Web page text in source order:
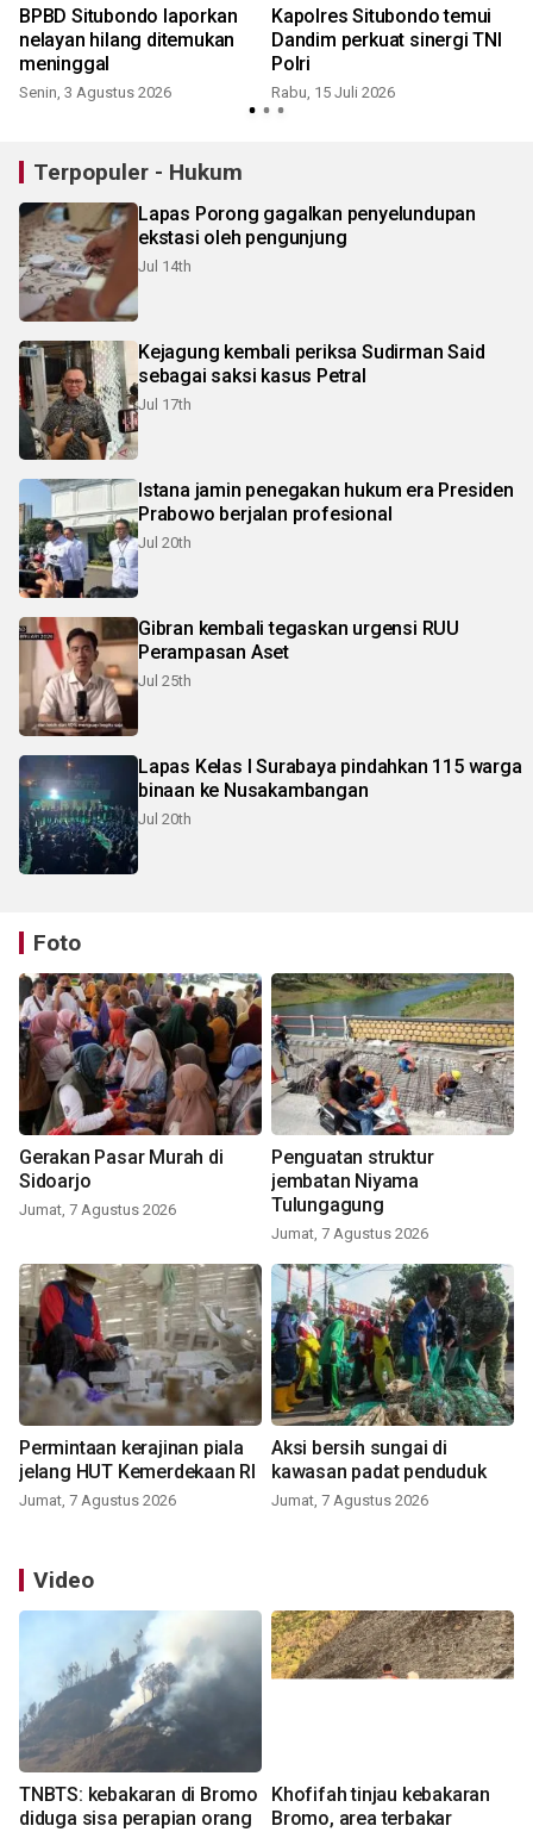
BPBD Situbondo laporkan
nelayan hilang ditemukan
meninggal
Senin, 3 Agustus 2026
Kapolres Situbondo temui
Dandim perkuat sinergi TNI
Polri
Rabu, 15 Juli 2026
Terpopuler - Hukum
Lapas Porong gagalkan penyelundupan
ekstasi oleh pengunjung
Jul 14th
Kejagung kembali periksa Sudirman Said
sebagai saksi kasus Petral
Jul 17th
Istana jamin penegakan hukum era Presiden
Prabowo berjalan profesional
Jul 20th
Gibran kembali tegaskan urgensi RUU
Perampasan Aset
Jul 25th
Lapas Kelas I Surabaya pindahkan 115 warga
binaan ke Nusakambangan
Jul 20th
Foto
Gerakan Pasar Murah di
Sidoarjo
Jumat, 7 Agustus 2026
Penguatan struktur
jembatan Niyama
Tulungagung
Jumat, 7 Agustus 2026
Permintaan kerajinan piala
jelang HUT Kemerdekaan RI
Jumat, 7 Agustus 2026
Aksi bersih sungai di
kawasan padat penduduk
Jumat, 7 Agustus 2026
Video
TNBTS: kebakaran di Bromo
diduga sisa perapian orang
Khofifah tinjau kebakaran
Bromo, area terbakar